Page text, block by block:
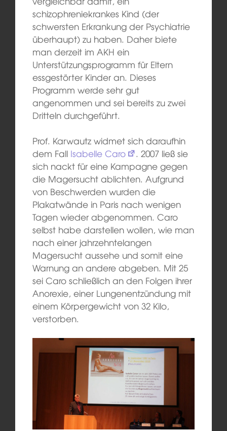
schizophreniekrankes Kind (der
schwersten Erkrankung der Psychiatrie
überhaupt) zu haben. Daher biete
man derzeit im AKH ein
Unterstützungsprogramm für Eltern
essgestörter Kinder an. Dieses
Programm werde sehr gut
angenommen und sei bereits zu zwei
Dritteln durchgeführt.
Prof. Karwautz widmet sich daraufhin
dem Fall Isabelle Caro
. 2007 ließ sie
sich nackt für eine Kampagne gegen
die Magersucht ablichten. Aufgrund
von Beschwerden wurden die
Plakatwände in Paris nach wenigen
Tagen wieder abgenommen. Caro
selbst habe darstellen wollen, wie man
nach einer jahrzehntelangen
Magersucht aussehe und somit eine
Warnung an andere abgeben. Mit 25
sei Caro schließlich an den Folgen ihrer
Anorexie, einer Lungenentzündung mit
einem Körpergewicht von 32 Kilo,
verstorben.